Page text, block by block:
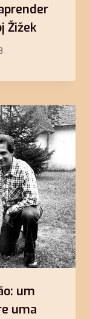
Žižek
um
uma